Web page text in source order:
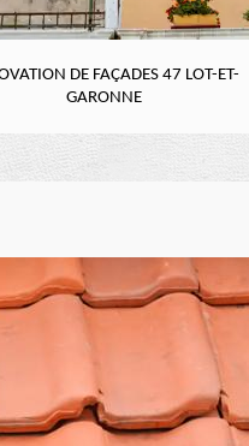
DE FAÇADES 47 LOT-ET-
GARONNE